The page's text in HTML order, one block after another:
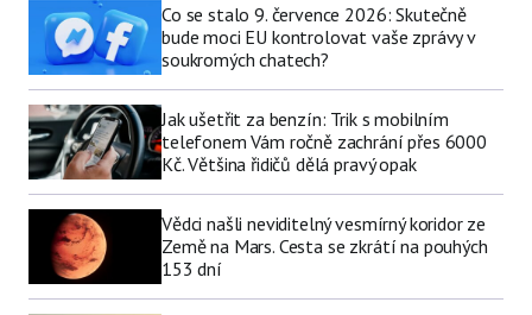
Co se stalo 9. července 2026: Skutečně
bude moci EU kontrolovat vaše zprávy v
soukromých chatech?
Jak ušetřit za benzín: Trik s mobilním
telefonem Vám ročně zachrání přes 6000
Kč. Většina řidičů dělá pravý opak
Vědci našli neviditelný vesmírný koridor ze
Země na Mars. Cesta se zkrátí na pouhých
153 dní